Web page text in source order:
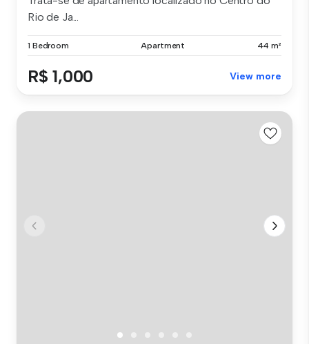
Rio de Ja...
1 Bedroom Apartment 44 m²
R$ 1,000 View more